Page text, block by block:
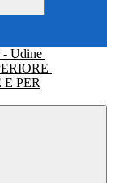
- Udine
PER